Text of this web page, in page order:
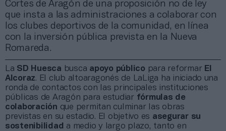
Cortes de Aragón de una proposición no de ley
que insta a las administraciones a colaborar con
los clubes deportivos de la comunidad, en línea
con la inversión pública prevista en la Nueva
Romareda.
La SD Huesca busca apoyo público para reformar El
Alcoraz. El club altoaragonés de LaLiga ha iniciado una
ronda de contactos con las principales instituciones
públicas de Aragón para estudiar fórmulas de
colaboración que permitan culminar las obras
previstas en su estadio. El objetivo es asegurar su
sostenibilidad a medio y largo plazo, tanto en